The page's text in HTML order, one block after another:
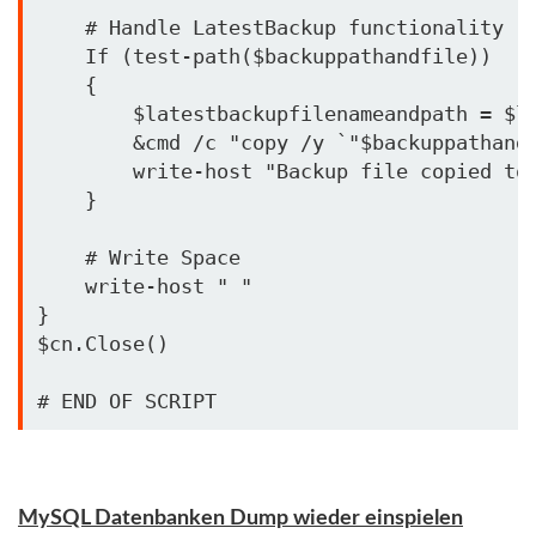
    # Handle LatestBackup functionality
    If (test-path($backuppathandfile))
    {
$latestbackupfilenameandpath =
&cmd /c "copy /y
write-host "Backup file copied
    }
    # Write Space
    write-host " "
}
$cn.Close()
# END OF SCRIPT
MySQL Datenbanken Dump wieder einspielen